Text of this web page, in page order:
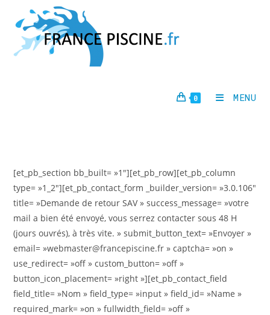
content
0 MENU
[et_pb_section bb_built= »1″][et_pb_row][et_pb_column
type= »1_2″][et_pb_contact_form _builder_version= »3.0.106″
title= »Demande de retour SAV » success_message= »votre
mail a bien été envoyé, vous serrez contacter sous 48 H
(jours ouvrés), à très vite. » submit_button_text= »Envoyer »
email= »webmaster@francepiscine.fr » captcha= »on »
use_redirect= »off » custom_button= »off »
button_icon_placement= »right »][et_pb_contact_field
field_title= »Nom » field_type= »input » field_id= »Name »
required_mark= »on » fullwidth_field= »off »